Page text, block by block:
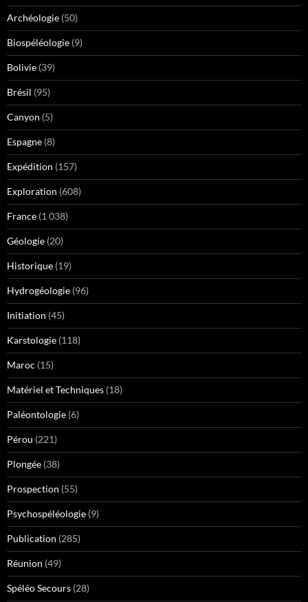
Archéologie (50)
Biospéléologie (9)
Bolivie (39)
Brésil (95)
Canyon (5)
Espagne (8)
Expédition (157)
Exploration (608)
France (1 038)
Géologie (20)
Historique (19)
Hydrogéologie (96)
Initiation (45)
Karstologie (118)
Maroc (15)
Matériel et Techniques (18)
Paléontologie (6)
Pérou (221)
Plongée (38)
Prospection (55)
Psychospéléologie (9)
Publication (285)
Réunion (49)
Spéléo Secours (28)